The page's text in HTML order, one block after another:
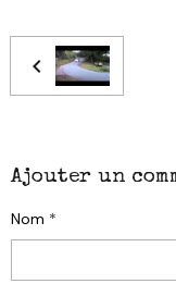
Ajouter un
Nom